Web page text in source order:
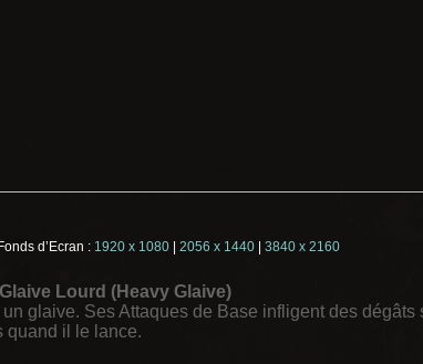
d’Ecran : 1920 x 1080| 2056 x 1440| 3840 x 2160
Lourd (Heavy Glaive)
un glaive. Ses Attaques de Base infligent des
quand il le lance.